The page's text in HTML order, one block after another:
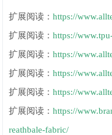
扩展阅读：https://
扩展阅读：https://
扩展阅读：https://
扩展阅读：https://
扩展阅读：https://
扩展阅读：https://
reathbale-fabric/